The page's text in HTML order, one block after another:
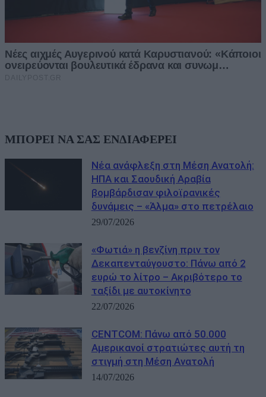
ΜΠΟΡΕΙ ΝΑ ΣΑΣ ΕΝΔΙΑΦΕΡΕΙ
Νέα ανάφλεξη στη Μέση Ανατολή:
ΗΠΑ και Σαουδική Αραβία
βομβάρδισαν φιλοϊρανικές
δυνάμεις – «Άλμα» στο πετρέλαιο
29/07/2026
«Φωτιά» η βενζίνη πριν τον
Δεκαπενταύγουστο: Πάνω από 2
ευρώ το λίτρο – Ακριβότερο το
ταξίδι με αυτοκίνητο
22/07/2026
CENTCOM: Πάνω από 50.000
Αμερικανοί στρατιώτες αυτή τη
στιγμή στη Μέση Ανατολή
14/07/2026